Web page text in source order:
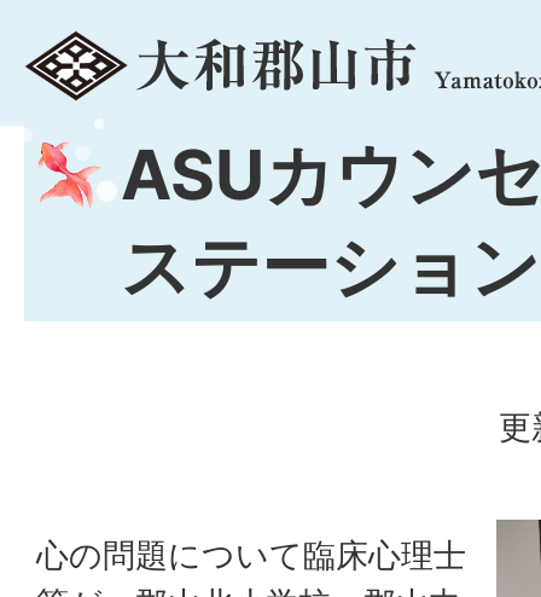
menu
ASUカウン
ステーション
更
心の問題について臨床心理士